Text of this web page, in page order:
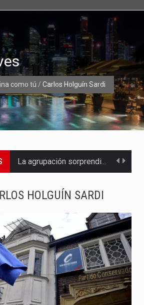
como tú / Carlos Holguín Sardi
La agrupación sorprendió a los pasajeros de Circular Sur con…
La Red Pro, integrada por 14 organizaciones que trabajan por…
El dúo bogotano presenta una nueva versión de su segundo…
La colaboración, inspirada en Cien años de soledad de Gabriel…
HOLGUÍN SARDI